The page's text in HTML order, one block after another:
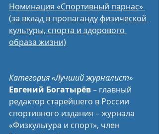
Номинация «Спортивный парнас»
(за вклад в пропаганду физической
культуры, спорта и здорового
образа жизни)
Категория «Лучший журналист»
Евгений Богатырёв – главный
редактор старейшего в России
спортивного издания – журнала
«Физкультура и спорт», член